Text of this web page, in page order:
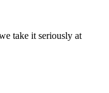
take it seriously at